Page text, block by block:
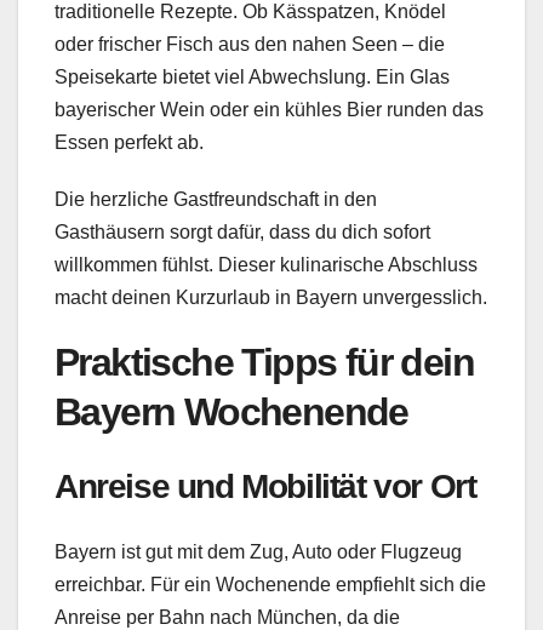
traditionelle Rezepte. Ob Kässpatzen, Knödel
oder frischer Fisch aus den nahen Seen – die
Speisekarte bietet viel Abwechslung. Ein Glas
bayerischer Wein oder ein kühles Bier runden das
Essen perfekt ab.
Die herzliche Gastfreundschaft in den
Gasthäusern sorgt dafür, dass du dich sofort
willkommen fühlst. Dieser kulinarische Abschluss
macht deinen Kurzurlaub in Bayern unvergesslich.
Praktische Tipps für dein
Bayern Wochenende
Anreise und Mobilität vor Ort
Bayern ist gut mit dem Zug, Auto oder Flugzeug
erreichbar. Für ein Wochenende empfiehlt sich die
Anreise per Bahn nach München, da die